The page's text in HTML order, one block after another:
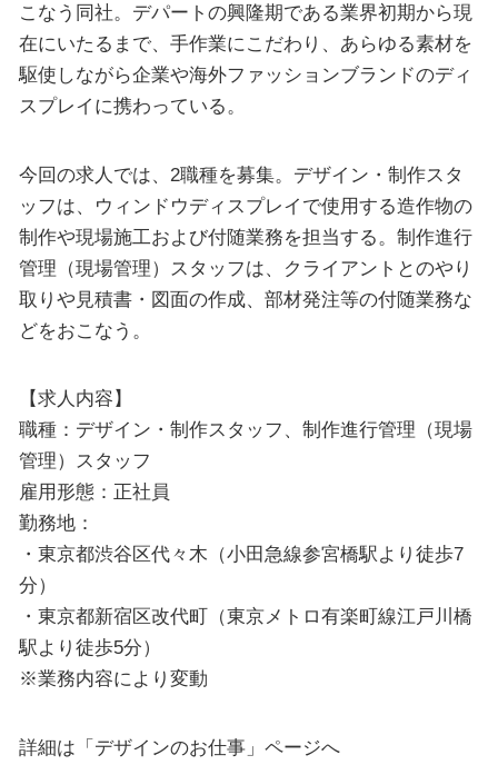
こなう同社。デパートの興隆期である業界初期から現
在にいたるまで、手作業にこだわり、あらゆる素材を
駆使しながら企業や海外ファッションブランドのディ
スプレイに携わっている。
今回の求人では、2職種を募集。デザイン・制作スタ
ッフは、ウィンドウディスプレイで使用する造作物の
制作や現場施工および付随業務を担当する。制作進行
管理（現場管理）スタッフは、クライアントとのやり
取りや見積書・図面の作成、部材発注等の付随業務な
どをおこなう。
【求人内容】
職種：デザイン・制作スタッフ、制作進行管理（現場
管理）スタッフ
雇用形態：正社員
勤務地：
・東京都渋谷区代々木（小田急線参宮橋駅より徒歩7
分）
・東京都新宿区改代町（東京メトロ有楽町線江戸川橋
駅より徒歩5分）
※業務内容により変動
詳細は「デザインのお仕事」ページへ